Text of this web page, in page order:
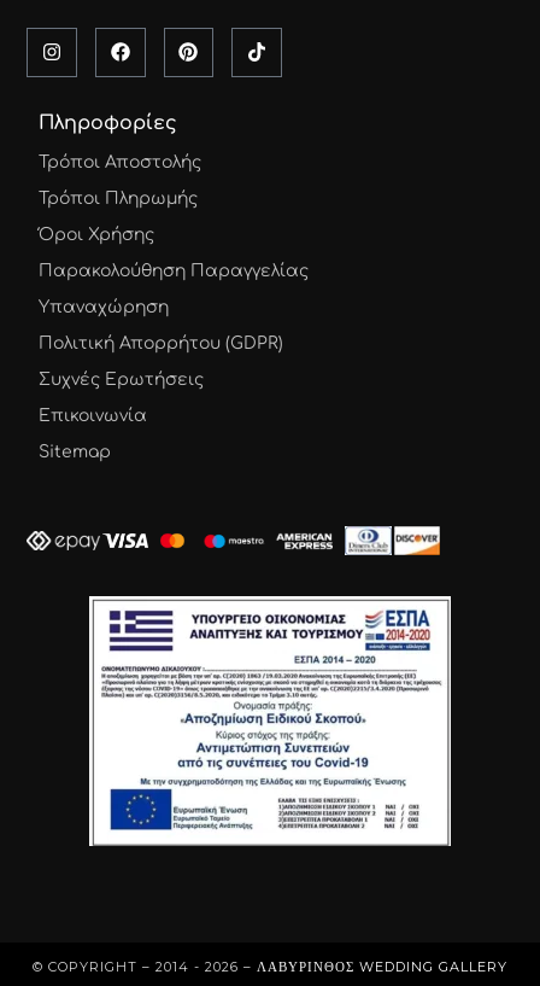
Πληροφορίες
Τρόποι Αποστολής
Τρόποι Πληρωμής
Όροι Χρήσης
Παρακολούθηση Παραγγελίας
Υπαναχώρηση
Πολιτική Απορρήτου (GDPR)
Συχνές Ερωτήσεις
Επικοινωνία
Sitemap
© COPYRIGHT – 2014 - 2026 – ΛΑΒΎΡΙΝΘΟΣ WEDDING GALLERY